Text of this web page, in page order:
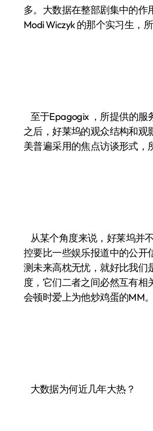
多。大数据在整部剧集中的作
Modi Wiczyk 的那个实习生，
至于Epagogix ，所提供的
之后，好莱坞的观众结构和
美普遍采用的焦点访谈形式，
从某个角度来说，好莱坞并
控要比一些娱乐报道中的公开
测未来高枕无忧，就好比我们
度，它们二者之间必然互有
会顿时爱上为他炒鸡蛋的MM。
大数据为何近几年大热？